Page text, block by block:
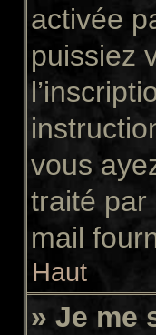
activée
puissiez
vous
traité par
mail
Haut
» Je me